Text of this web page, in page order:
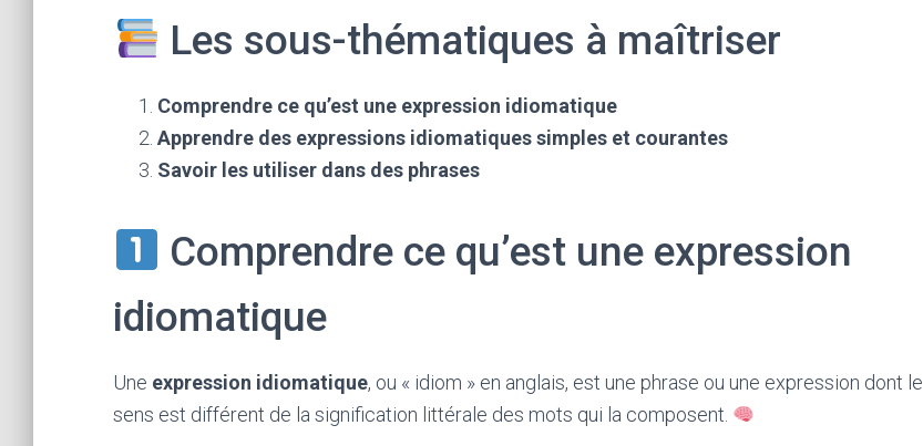
Les sous-thématiques à maîtriser
Comprendre ce qu’est une expression idiomatique
Apprendre des expressions idiomatiques simples et courantes
Savoir les utiliser dans des phrases
Comprendre ce qu’est une expression
idiomatique
Une expression idiomatique, ou « idiom » en anglais, est une phrase ou une expression dont le
sens est différent de la signification littérale des mots qui la composent.